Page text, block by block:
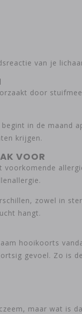
van je
door
in de maand
krijgen.
VOOR
zowel in
hangt.
hooikoorts
gevoel. Zo is
maar wat is